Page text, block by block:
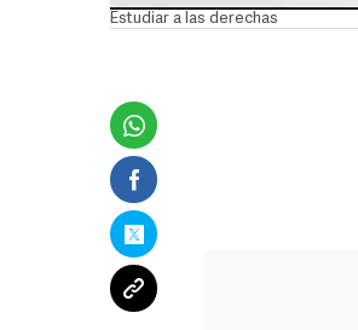
Estudiar a las derechas